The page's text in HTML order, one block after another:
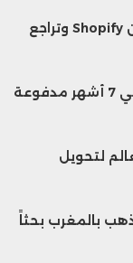
الأسهم الكندية تواصل الصعود بدعم من Shopify وتراجع
مبيعات السيارات تتجاوز 152 ألف وحدة في 7 أشهر مدفوعة
لتحويل
بالمغرب بحثاً